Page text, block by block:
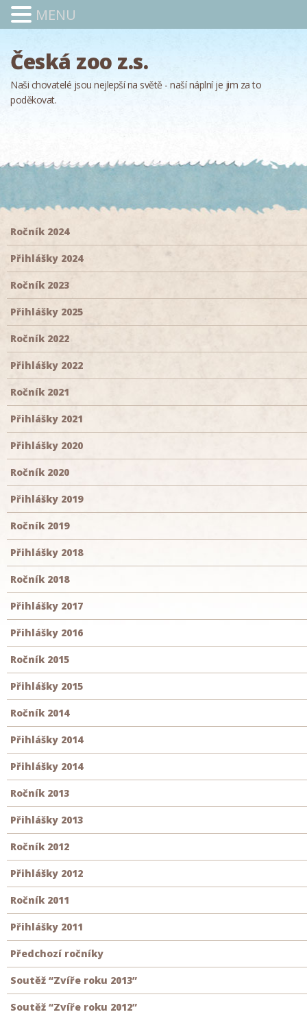
Česká zoo z.s.
Naši chovatelé jsou nejlepší na světě - naší náplní je jim za to
poděkovat.
Ročník 2024
Přihlášky 2024
Ročník 2023
Přihlášky 2025
Ročník 2022
Přihlášky 2022
Ročník 2021
Přihlášky 2021
Přihlášky 2020
Ročník 2020
Přihlášky 2019
Ročník 2019
Přihlášky 2018
Ročník 2018
Přihlášky 2017
Přihlášky 2016
Ročník 2015
Přihlášky 2015
Ročník 2014
Přihlášky 2014
Přihlášky 2014
Ročník 2013
Přihlášky 2013
Ročník 2012
Přihlášky 2012
Ročník 2011
Přihlášky 2011
Předchozí ročníky
Soutěž “Zvíře roku 2013”
Soutěž “Zvíře roku 2012”
MENU